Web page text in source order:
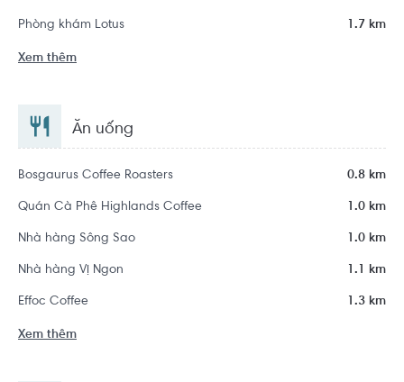
Phòng khám Lotus 1.7 km
Xem thêm
Ăn uống
Bosgaurus Coffee Roasters 0.8 km
Quán Cà Phê Highlands Coffee 1.0 km
Nhà hàng Sông Sao 1.0 km
Nhà hàng Vị Ngon 1.1 km
Effoc Coffee 1.3 km
Xem thêm